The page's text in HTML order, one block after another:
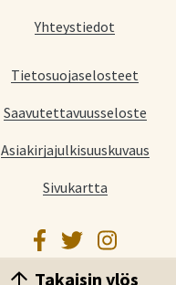
Yhteystiedot
Tietosuojaselosteet
Saavutettavuusseloste
Asiakirjajulkisuuskuvaus
Sivukartta
Facebook
TwitterInstagram
Takaisin ylös